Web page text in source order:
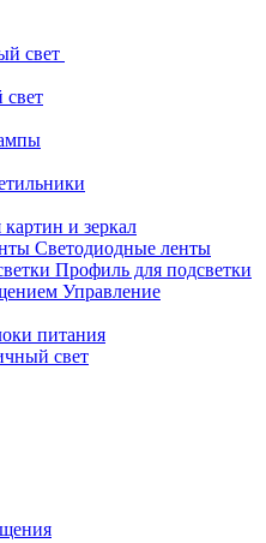
свет
свет
и зеркал
Светодиодные ленты
Профиль для подсветки
Управление
питания
свет